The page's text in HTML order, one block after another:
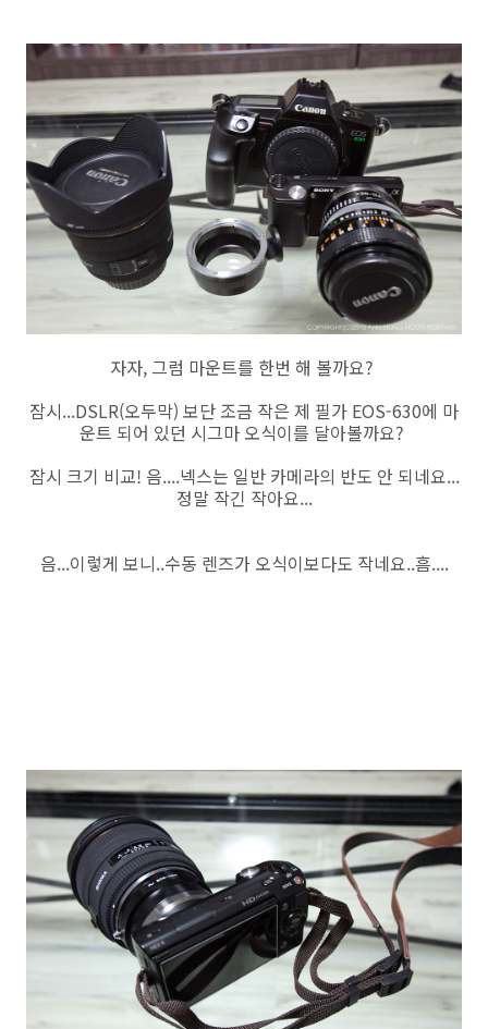
자자, 그럼 마운트를 한번 해 볼까요?
잠시...DSLR(오두막) 보단 조금 작은 제 필가 EOS-630에 마
운트 되어 있던 시그마 오식이를 달아볼까요?
잠시 크기 비교! 음....넥스는 일반 카메라의 반도 안 되네요...
정말 작긴 작아요...
음...이렇게 보니..수동 렌즈가 오식이보다도 작네요..흠....